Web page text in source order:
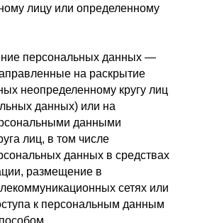
лицу или определенному
персональных данных —
на раскрытие
неопределенному кругу лиц
данных) или на
данными
лиц, в том числе
данных в средствах
размещение в
сетях или
к персональным данным